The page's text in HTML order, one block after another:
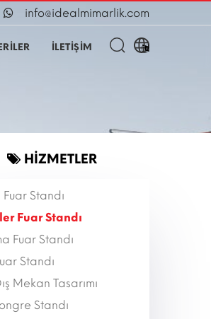
info@idealmimarlik.com
İLETİŞİM
HİZMETLER
Standı
Fuar Standı
Fuar Standı
Standı
Mekan Tasarımı
Standı